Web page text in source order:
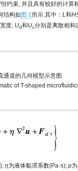
约束, 并且具有较好的计算
结构如 图 1所示.其中： L和H
度; Ud和Uc分别是离散相和
通道的几何模型示意图
of T-shaped
); η为液体黏滞系数(Pa·s); p